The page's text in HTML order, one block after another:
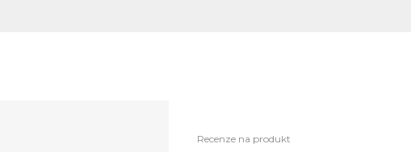
Recenze na produkt